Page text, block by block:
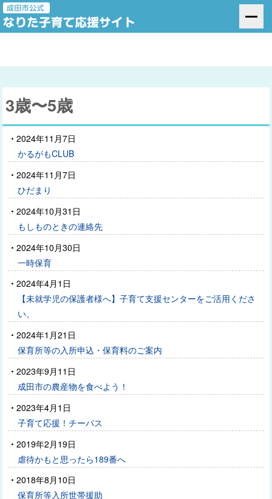
3歳〜5歳
2024年11月7日
かるがもCLUB
2024年11月7日
ひだまり
2024年10月31日
もしものときの連絡先
2024年10月30日
一時保育
2024年4月1日
【未就学児の保護者様へ】子育て支援センターをご活用くださ
い。
2024年1月21日
保育所等の入所申込・保育料のご案内
2023年9月11日
成田市の農産物を食べよう！
2023年4月1日
子育て応援！チーパス
2019年2月19日
虐待かもと思ったら189番へ
2018年8月10日
保育所等入所世帯援助